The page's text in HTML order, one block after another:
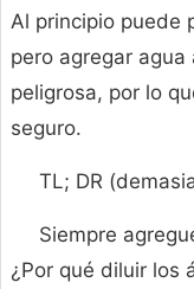
Al principio puede
pero agregar
peligrosa, por lo
seguro.
TL; DR
Siempre
¿Por qué diluir los